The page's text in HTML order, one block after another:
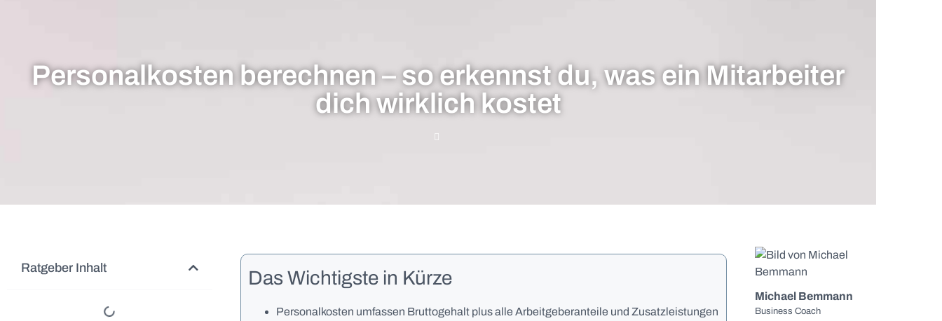
Personalkosten berechnen – so erkennst du, was ein Mitarbeiter
dich wirklich kostet
Ratgeber Inhalt Das Wichtigste in Kürze
Personalkosten umfassen Bruttogehalt plus alle Arbeitgeberanteile und Zusatzleistungen
Michael Bemmann
Business Coach